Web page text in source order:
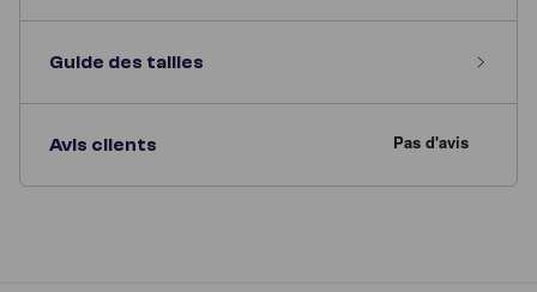
Guide des tailles
Avis clients